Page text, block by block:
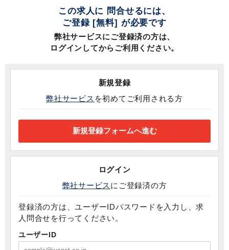
この求人に 問合せるには、
ご登録 [無料] が必要です
弊社サービスにご登録済の方は、
ログインしてからご利用ください。
新規登録
弊社サービス を初めてご利用される方
ログイン
弊社サービス にご登録済の方
登録済の方は、ユーザーIDパスワードを入力し、求
人問合せを行ってください。
ユーザーID